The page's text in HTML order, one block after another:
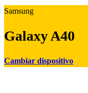
Samsung
Galaxy A40
Cambiar dispositivo